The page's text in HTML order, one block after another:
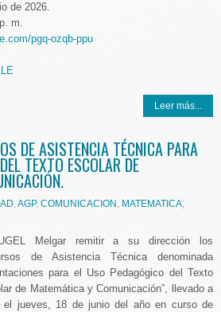
de 2026.
m.
pgq-ozqb-ppu
Leer más...
DE ASISTENCIA TÉCNICA PARA
TEXTO ESCOLAR DE
,AGP, COMUNICACION , MATEMATICA,
Melgar remitir a su dirección los
de Asistencia Técnica denominada
para el Uso Pedagógico del Texto
de Matemática y Comunicación”, llevado a
el jueves, 18 de junio del año en curso de